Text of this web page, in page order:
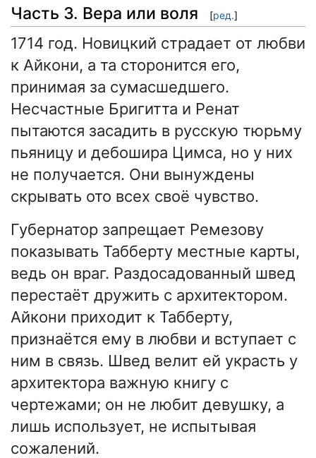
Часть 3. Вера или воля [ред.]
1714 год. Новицкий страдает от любви
к Айкони, а та сторонится его,
принимая за сумасшедшего.
Несчастные Бригитта и Ренат
пытаются засадить в русскую тюрьму
пьяницу и дебошира Цимса, но у них
не получается. Они вынуждены
скрывать ото всех своё чувство.
Губернатор запрещает Ремезову
показывать Табберту местные карты,
ведь он враг. Раздосадованный швед
перестаёт дружить с архитектором.
Айкони приходит к Табберту,
признаётся ему в любви и вступает с
ним в связь. Швед велит ей украсть у
архитектора важную книгу с
чертежами; он не любит девушку, а
лишь использует, не испытывая
сожалений.